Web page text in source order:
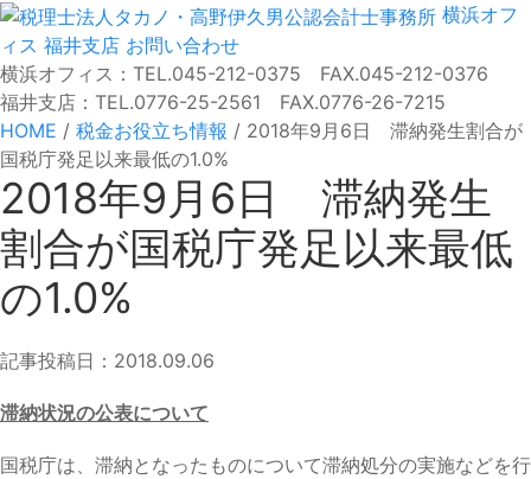
横浜オフ
ィス 福井支店 お問い合わせ
横浜オフィス：TEL.045-212-0375 FAX.045-212-0376
福井支店：TEL.0776-25-2561 FAX.0776-26-7215
HOME / 税金お役立ち情報 / 2018年9月6日 滞納発生割合が
国税庁発足以来最低の1.0%
2018年9月6日 滞納発生
割合が国税庁発足以来最低
の1.0%
記事投稿日：2018.09.06
滞納状況の公表について
国税庁は、滞納となったものについて滞納処分の実施などを行